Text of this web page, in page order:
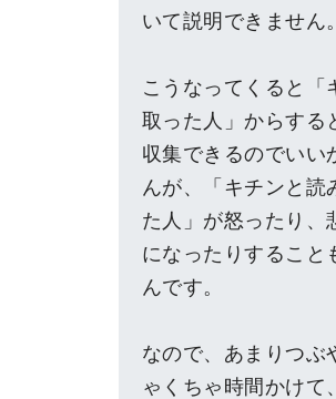
いて説明できません。
こうなってくると「
取った人」からする
収集できるのでいい
んが、「キチンと読
た人」が怒ったり、
になったりすること
んです。
なので、あまりつぶ
ゃくちゃ時間かけて